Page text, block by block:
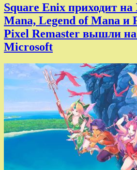
Square Enix приходит
Mana, Legend of Mana и
Pixel Remaster вышли на
Microsoft